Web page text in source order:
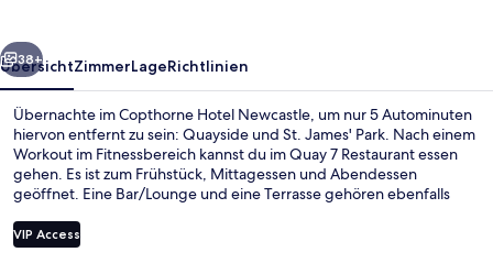
Weiter
38+
ÜbersichtZimmerLageRichtlinien
Übernachte im Copthorne Hotel Newcastle, um nur 5 Autominuten
hiervon entfernt zu sein: Quayside und St. James' Park. Nach einem
Workout im Fitnessbereich kannst du im Quay 7 Restaurant essen
gehen. Es ist zum Frühstück, Mittagessen und Abendessen
geöffnet. Eine Bar/Lounge und eine Terrasse gehören ebenfalls
tolle Bewertungen von anderen Reisenden. Die öffentlichen
Verkehrsmittel sind nur einen kurzen Fußmarsch entfernt: Zur
VIP Access